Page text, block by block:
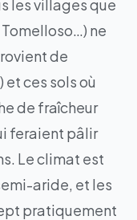
les villages que
ne
de
et ces sols où
de fraîcheur
feraient pâlir
Le climat est
aride, et les
pratiquement